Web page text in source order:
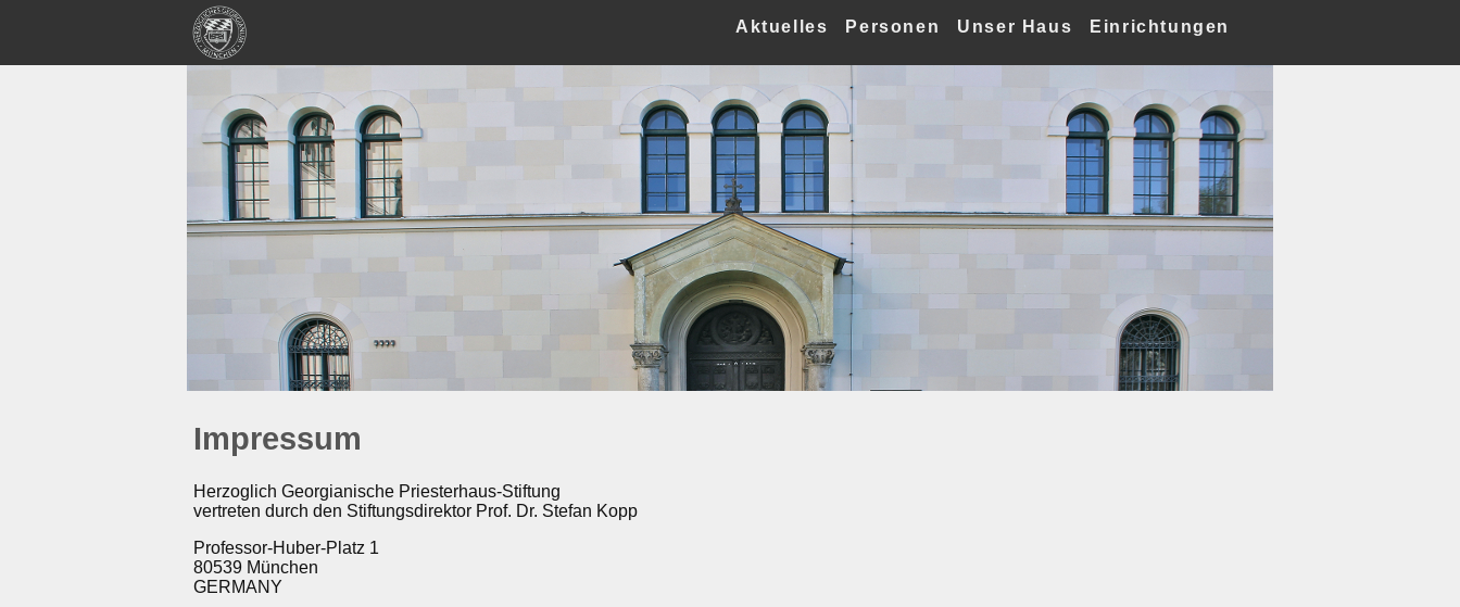
Aktuelles Personen Unser Haus Einrichtungen
Impressum
Herzoglich Georgianische Priesterhaus-Stiftung
vertreten durch den Stiftungsdirektor Prof. Dr. Stefan Kopp
Professor-Huber-Platz 1
80539 München
GERMANY